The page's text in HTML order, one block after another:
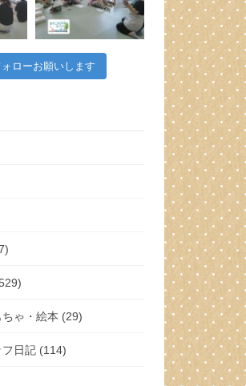
ォローお願いします
ゃ・絵本 (29)
日記 (114)